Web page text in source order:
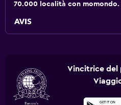
70.000 località con momondo.
Vincitrice del